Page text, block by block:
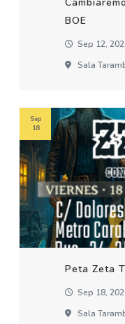
BOE
Sep 12,
Sala
Peta Zeta
Sep 18,
Sala
Sep
18